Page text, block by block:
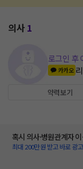
의사1
로그인 후
카카오
약력보기
혹시 의사·병원관계자
최대 200만원 받고 바로 광